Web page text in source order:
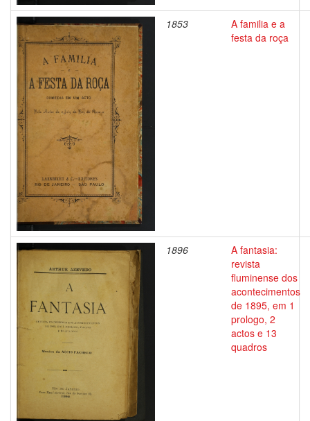
1853
A familia e a
festa da roça
1896
A fantasia:
revista
fluminense dos
acontecimentos
de 1895, em 1
prologo, 2
actos e 13
quadros